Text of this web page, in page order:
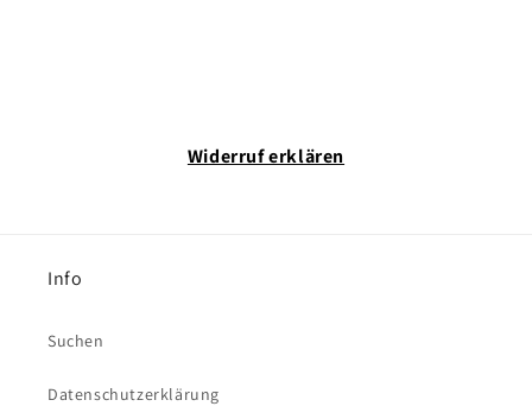
Widerruf erklären
Info
Suchen
Datenschutzerklärung